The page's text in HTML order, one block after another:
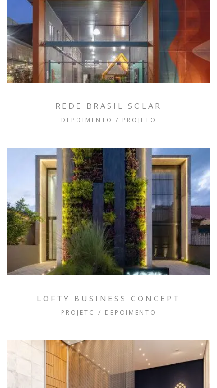
REDE BRASIL SOLAR
DEPOIMENTO / PROJETO
LOFTY BUSINESS CONCEPT
PROJETO / DEPOIMENTO